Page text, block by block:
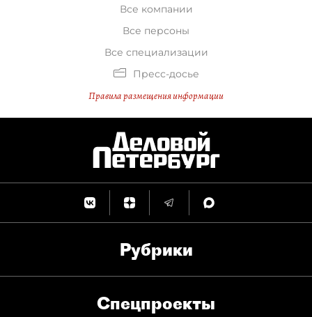
Все компании
Все персоны
Все специализации
Пресс-досье
Правила размещения информации
Рубрики
Спец­проекты